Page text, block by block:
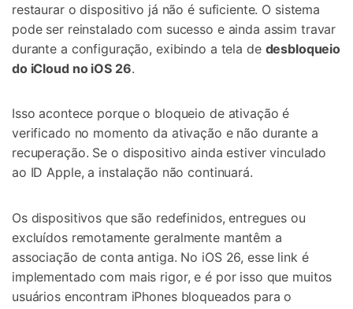
restaurar o dispositivo já não é suficiente. O sistema
pode ser reinstalado com sucesso e ainda assim travar
durante a configuração, exibindo a tela de desbloqueio
do iCloud no iOS 26.
Isso acontece porque o bloqueio de ativação é
verificado no momento da ativação e não durante a
recuperação. Se o dispositivo ainda estiver vinculado
ao ID Apple, a instalação não continuará.
Os dispositivos que são redefinidos, entregues ou
excluídos remotamente geralmente mantêm a
associação de conta antiga. No iOS 26, esse link é
implementado com mais rigor, e é por isso que muitos
usuários encontram iPhones bloqueados para o